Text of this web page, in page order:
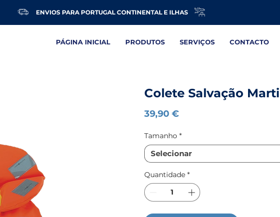
ENVIOS PARA PORTUGAL CONTINENTAL E ILHAS
PÁGINA INICIAL PRODUTOS SERVIÇOS CONTACTO
Colete Salvação
39,90 €
Tamanho *
Selecionar
Quantidade *